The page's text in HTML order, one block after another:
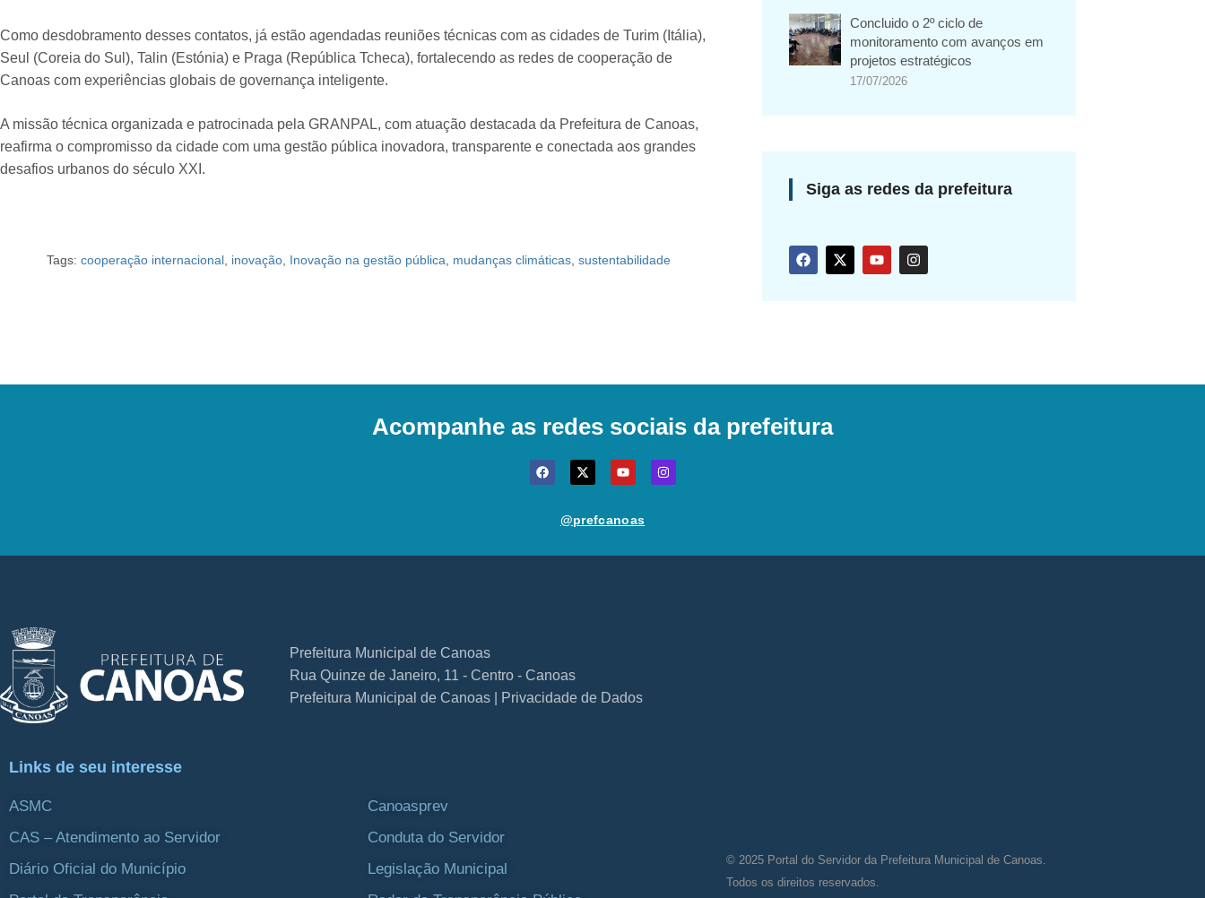
Como desdobramento desses contatos, já estão agendadas reuniões técnicas com as cidades de Turim (Itália),
Seul (Coreia do Sul), Talin (Estónia) e Praga (República Tcheca), fortalecendo as redes de cooperação de
Canoas com experiências globais de governança inteligente.
A missão técnica organizada e patrocinada pela GRANPAL, com atuação destacada da Prefeitura de Canoas,
reafirma o compromisso da cidade com uma gestão pública inovadora, transparente e conectada aos grandes
desafios urbanos do século XXI.
Tags: cooperação internacional, inovação, Inovação na gestão pública mudanças climáticas, sustentabilidade
Concluido o 2º ciclo de
monitoramento com avanços em
projetos estratégicos
17/07/2026
Siga as redes da prefeitura
Acompanhe as redes sociais da prefeitura
@prefcanoas
Prefeitura Municipal de Canoas
Rua Quinze de Janeiro, 11 - Centro - Canoas
Prefeitura Municipal de Canoas | Privacidade de Dados
Links de seu interesse
ASMC
CAS – Atendimento ao Servidor
Diário Oficial do Município
Canoasprev
Conduta do Servidor
Legislação Municipal
© 2025 Portal do Servidor da Prefeitura Municipal de Canoas.
Todos os direitos reservados.